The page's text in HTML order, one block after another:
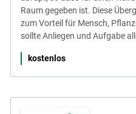
Raum gegeben ist. Diese
zum Vorteil für Mensch,
sollte Anliegen und Aufgabe
kostenlos